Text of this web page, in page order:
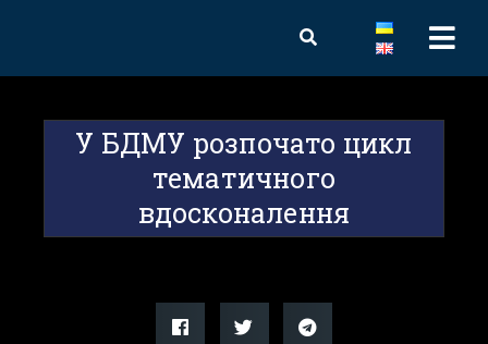
У БДМУ розпочато цикл
тематичного
вдосконалення